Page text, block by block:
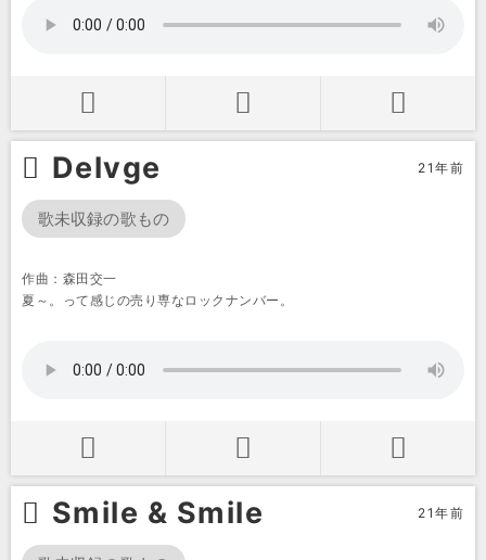
Delvge 21年前
歌未収録の歌もの
作曲：森田交一
夏～。って感じの売り専なロックナンバー。
Smile & Smile 21年前